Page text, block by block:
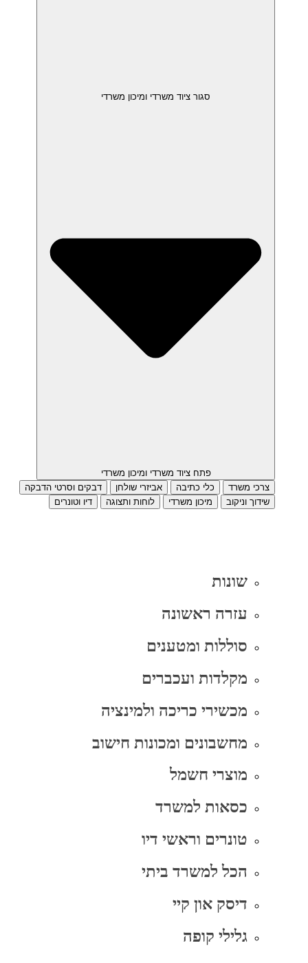
סגור ציוד משרדי ומיכון משרדי
פתח ציוד משרדי ומיכון משרדי
צרכי משרד
כלי כתיבה אביזרי שולחן
דבקים וסרטי הדבקה
שידוך וניקוב
מיכון משרדי לוחות ותצוגה דיו וטונרים
שונות
עזרה ראשונה
סוללות ומטענים
מקלדות ועכברים
מכשירי כריכה ולמינציה
מחשבונים ומכונות חישוב
מוצרי חשמל
כסאות למשרד
טונרים וראשי דיו
הכל למשרד ביתי
דיסק און קיי
גלילי קופה